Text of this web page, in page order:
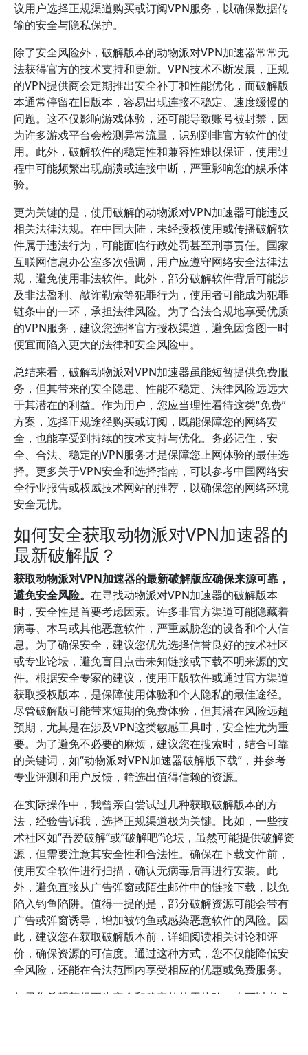
议用户选择正规渠道购买或订阅VPN服务，以确保数据传
输的安全与隐私保护。
除了安全风险外，破解版本的动物派对VPN加速器常常无
法获得官方的技术支持和更新。VPN技术不断发展，正规
的VPN提供商会定期推出安全补丁和性能优化，而破解版
本通常停留在旧版本，容易出现连接不稳定、速度缓慢的
问题。这不仅影响游戏体验，还可能导致账号被封禁，因
为许多游戏平台会检测异常流量，识别到非官方软件的使
用。此外，破解软件的稳定性和兼容性难以保证，使用过
程中可能频繁出现崩溃或连接中断，严重影响您的娱乐体
验。
更为关键的是，使用破解的动物派对VPN加速器可能违反
相关法律法规。在中国大陆，未经授权使用或传播破解软
件属于违法行为，可能面临行政处罚甚至刑事责任。国家
互联网信息办公室多次强调，用户应遵守网络安全法律法
规，避免使用非法软件。此外，部分破解软件背后可能涉
及非法盈利、敲诈勒索等犯罪行为，使用者可能成为犯罪
链条中的一环，承担法律风险。为了合法合规地享受优质
的VPN服务，建议您选择官方授权渠道，避免因贪图一时
便宜而陷入更大的法律和安全风险中。
总结来看，破解动物派对VPN加速器虽能短暂提供免费服
务，但其带来的安全隐患、性能不稳定、法律风险远远大
于其潜在的利益。作为用户，您应当理性看待这类“免费”
方案，选择正规途径购买或订阅，既能保障您的网络安
全，也能享受到持续的技术支持与优化。务必记住，安
全、合法、稳定的VPN服务才是保障您上网体验的最佳选
择。更多关于VPN安全和选择指南，可以参考中国网络安
全行业报告或权威技术网站的推荐，以确保您的网络环境
安全无忧。
如何安全获取动物派对VPN加速器的
最新破解版？
获取动物派对VPN加速器的最新破解版应确保来源可靠，
避免安全风险。 在寻找动物派对VPN加速器的破解版本
时，安全性是首要考虑因素。许多非官方渠道可能隐藏着
病毒、木马或其他恶意软件，严重威胁您的设备和个人信
息。为了确保安全，建议您优先选择信誉良好的技术社区
或专业论坛，避免盲目点击未知链接或下载不明来源的文
件。根据安全专家的建议，使用正版软件或通过官方渠道
获取授权版本，是保障使用体验和个人隐私的最佳途径。
尽管破解版可能带来短期的免费体验，但其潜在风险远超
预期，尤其是在涉及VPN这类敏感工具时，安全性尤为重
要。为了避免不必要的麻烦，建议您在搜索时，结合可靠
的关键词，如“动物派对VPN加速器破解版下载”，并参考
专业评测和用户反馈，筛选出值得信赖的资源。
在实际操作中，我曾亲自尝试过几种获取破解版本的方
法，经验告诉我，选择正规渠道极为关键。比如，一些技
术社区如“吾爱破解”或“破解吧”论坛，虽然可能提供破解资
源，但需要注意其安全性和合法性。确保在下载文件前，
使用安全软件进行扫描，确认无病毒后再进行安装。此
外，避免直接从广告弹窗或陌生邮件中的链接下载，以免
陷入钓鱼陷阱。值得一提的是，部分破解资源可能会带有
广告或弹窗诱导，增加被钓鱼或感染恶意软件的风险。因
此，建议您在获取破解版本前，详细阅读相关讨论和评
价，确保资源的可信度。通过这种方式，您不仅能降低安
全风险，还能在合法范围内享受相应的优惠或免费服务。
如果您希望获得更为安全和稳定的使用体验，也可以考虑